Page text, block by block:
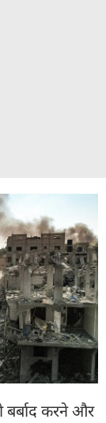
करने और